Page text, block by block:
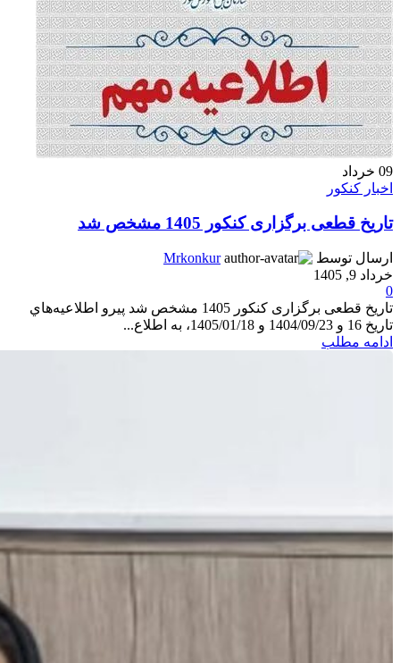
09 خرداد
اخبار کنکور
تاریخ قطعی برگزاری کنکور 1405 مشخص شد
ارسال توسط
Mrkonkur
خرداد 9, 1405
0
تاریخ قطعی برگزاری کنکور 1405 مشخص شد پيرو اطلاعيه‌هاي
تاريخ 16 و 1404/09/23 و 1405/01/18، به اطلاع...
ادامه مطلب